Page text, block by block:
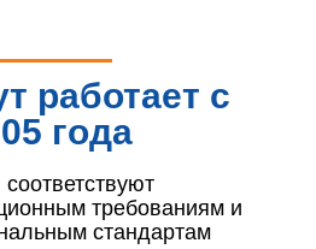
работает с
года
требованиям и
стандартам